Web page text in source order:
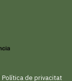
Política de privacitat